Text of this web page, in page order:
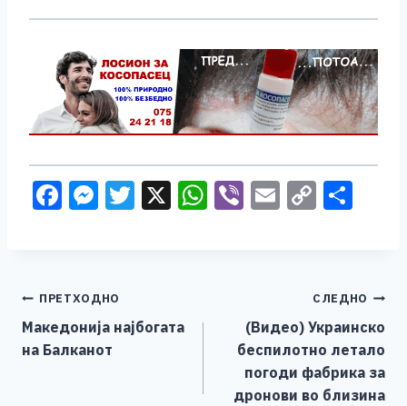
F
b
o
M
n
g
T X W Vi E C
Li
n
k
Навигација
на
ПРЕТХОДНО
Македонија најбогата
на Балканот
СЛЕДНО
(Видео) Украинско
беспилотно летало
погоди фабрика за
дронови во близина